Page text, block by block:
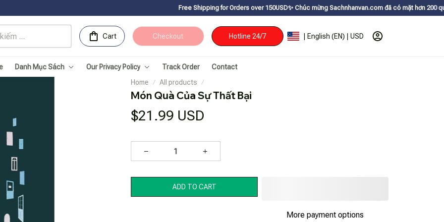
Free Shipping for Orders over 150USDㅤ✨ Chúc mừng Sachnhanvan.com đã có mặt hơn 200 quốc gia như
Cart Checkout Hotline 24/7 | English (EN) | USD
Danh Mục Sách Our Privacy Policy Track Order
Contact
Home
All products
Món Quà Của Sự Thất Bại
$21.99 USD
ADD TO CART
More payment options